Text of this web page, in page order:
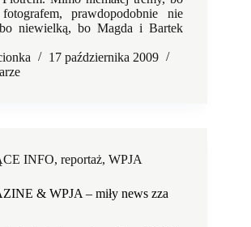
prawdopodobnie nie
niewielką, bo Magda i Bartek
17 października 2009
INFO, reportaż, WPJA
& WPJA – miły news zza